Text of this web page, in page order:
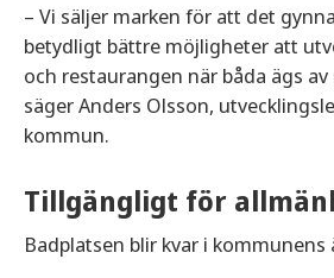
– Vi säljer marken för att det
betydligt bättre möjligheter att
och restaurangen när båda ägs
säger Anders Olsson,
kommun.
Tillgängligt för
Badplatsen blir kvar i kommunens